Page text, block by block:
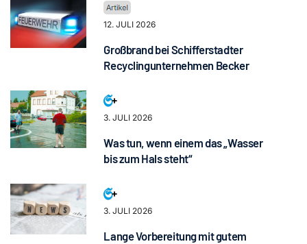
12. JULI 2026
Großbrand bei Schifferstadter
Recyclingunternehmen Becker
3. JULI 2026
Was tun, wenn einem das „Wasser
bis zum Hals steht“
3. JULI 2026
Lange Vorbereitung mit gutem